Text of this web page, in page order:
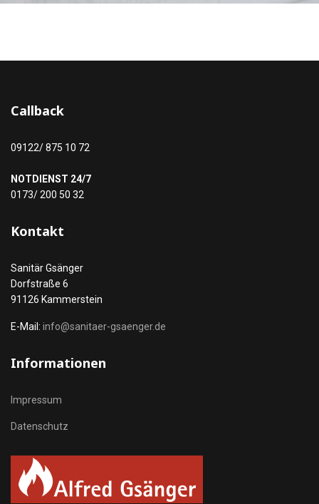
Callback
09122/ 875 10 72
NOTDIENST 24/7
0173/ 200 50 32
Kontakt
Sanitär Gsänger
Dorfstraße 6
91126 Kammerstein
E-Mail: info@sanitaer-gsaenger.de
Informationen
Impressum
Datenschutz